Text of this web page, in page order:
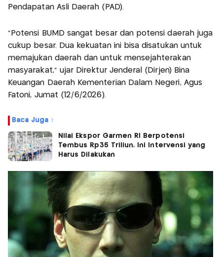
Pendapatan Asli Daerah (PAD).
“Potensi BUMD sangat besar dan potensi daerah juga
cukup besar. Dua kekuatan ini bisa disatukan untuk
memajukan daerah dan untuk mensejahterakan
masyarakat,” ujar Direktur Jenderal (Dirjen) Bina
Keuangan Daerah Kementerian Dalam Negeri, Agus
Fatoni, Jumat (12/6/2026).
Baca Juga :
Nilai Ekspor Garmen RI Berpotensi
Tembus Rp35 Triliun, Ini Intervensi yang
Harus Dilakukan